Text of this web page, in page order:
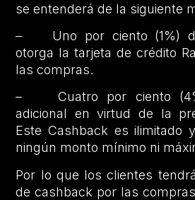
se entenderá de la siguiente
– Uno por ciento (1%)
otorga la tarjeta de crédito
las compras.
– Cuatro por ciento
adicional en virtud de la
Este Cashback es ilimitado
ningún monto mínimo ni
Por lo que los clientes
de cashback por las